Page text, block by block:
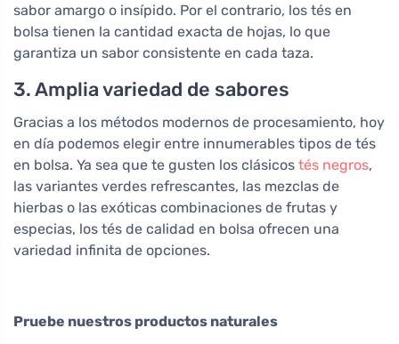
sabor amargo o insípido. Por el contrario, los tés en
bolsa tienen la cantidad exacta de hojas, lo que
garantiza un sabor consistente en cada taza.
3. Amplia variedad de sabores
Gracias a los métodos modernos de procesamiento, hoy
en día podemos elegir entre innumerables tipos de tés
en bolsa. Ya sea que te gusten los clásicos tés negros,
las variantes verdes refrescantes, las mezclas de
hierbas o las exóticas combinaciones de frutas y
especias, los tés de calidad en bolsa ofrecen una
variedad infinita de opciones.
Pruebe nuestros productos naturales